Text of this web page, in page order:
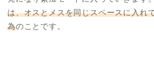
は、オスとメスを同じスペースに入れ
為のことです。